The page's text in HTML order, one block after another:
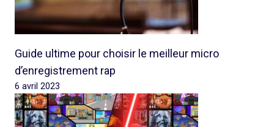
Guide ultime pour choisir le meilleur micro
d’enregistrement rap
6 avril 2023